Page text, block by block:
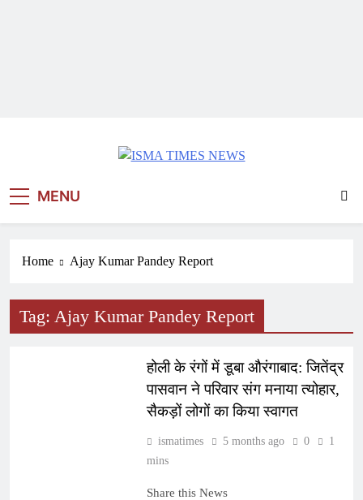
MENU
Home Ajay Kumar Pandey Report
Tag: Ajay Kumar Pandey Report
INDIA
होली के रंगों में डूबा औरंगाबाद: जितेंद्र
पासवान ने परिवार संग मनाया त्योहार,
सैकड़ों लोगों का किया स्वागत
ismatimes 5 months ago 0
1
mins
Share this News